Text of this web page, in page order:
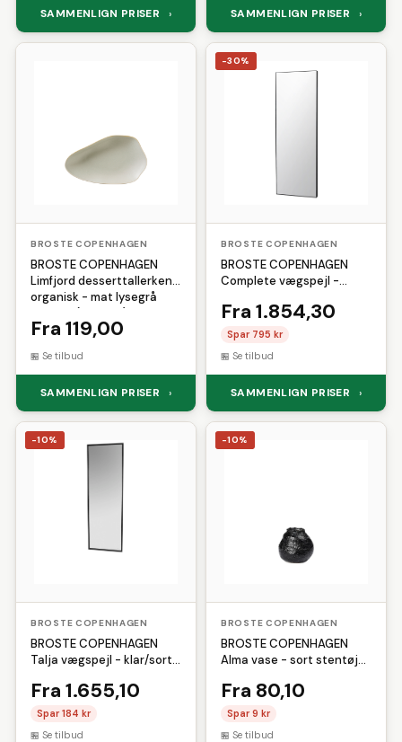
SAMMENLIGN PRISER › SAMMENLIGN PRISER ›
BROSTE COPENHAGEN
BROSTE COPENHAGEN
Limfjord desserttallerken,
organisk - mat lysegrå
stentøj (14,8x24)
Fra 119,00
Se tilbud
SAMMENLIGN PRISER ›
-30%
BROSTE COPENHAGEN
BROSTE COPENHAGEN
Complete vægspejl -
rektangulær (180x60)
Fra 1.854,30
Spar 795 kr
Se tilbud
SAMMENLIGN PRISER ›
-10%
BROSTE COPENHAGEN
BROSTE COPENHAGEN
Talja vægspejl - klar/sort
rektangulær (180x60)
Fra 1.655,10
Spar 184 kr
Se tilbud
-10%
BROSTE COPENHAGEN
BROSTE COPENHAGEN
Alma vase - sort stentøj
Fra 80,10
Spar 9 kr
Se tilbud